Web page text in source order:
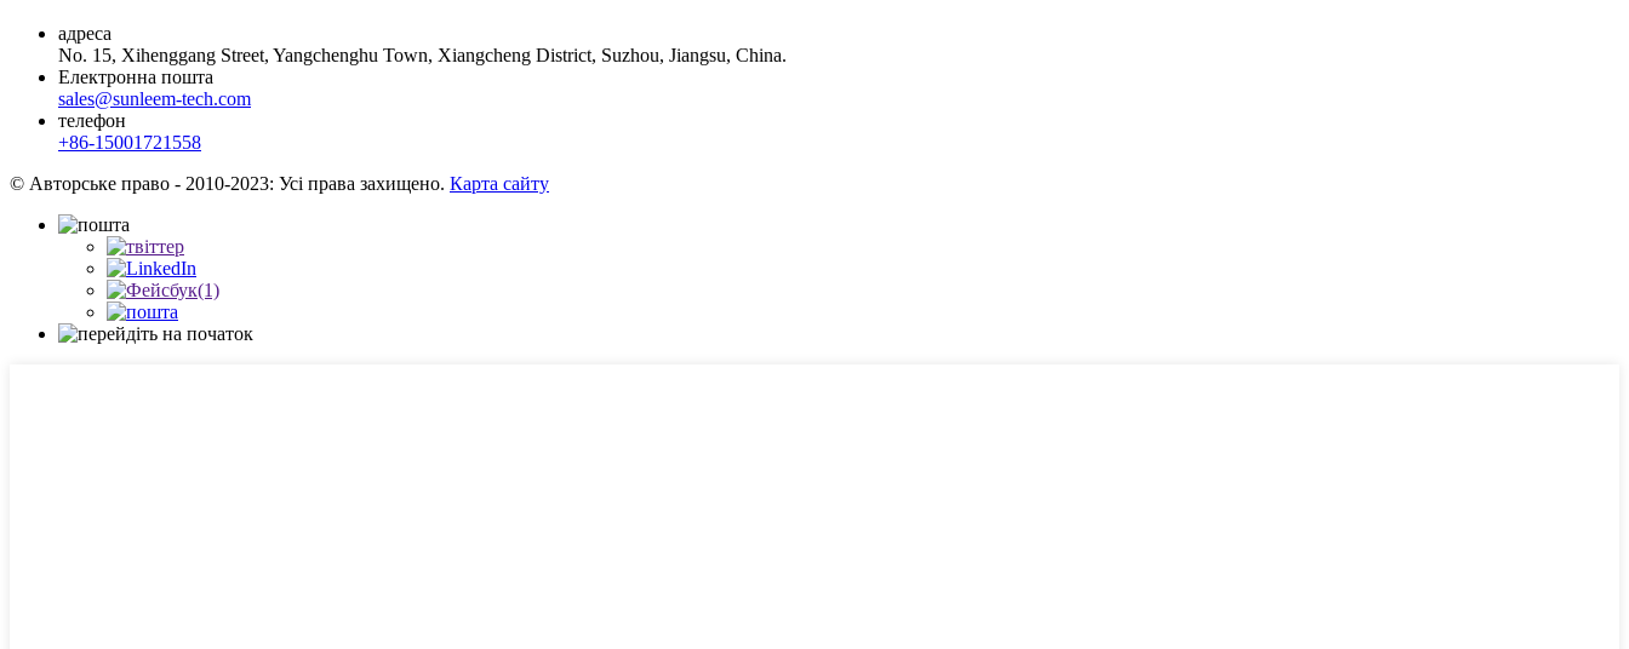
адреса
No. 15, Xihenggang Street, Yangchenghu Town, Xiangcheng District, Suzhou, Jiangsu, China.
Електронна пошта
sales@sunleem-tech.com
телефон
+86-15001721558
© Авторське право - 2010-2023: Усі права захищено. Карта сайту